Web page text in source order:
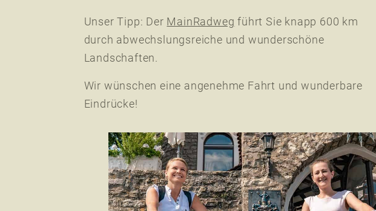
Unser Tipp: Der MainRadweg führt Sie knapp 600 km
durch abwechslungsreiche und wunderschöne
Landschaften.
Wir wünschen eine angenehme Fahrt und wunderbare
Eindrücke!